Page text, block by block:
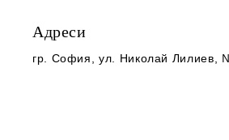
Адреси
гр. София , ул. Николай Лилиев,